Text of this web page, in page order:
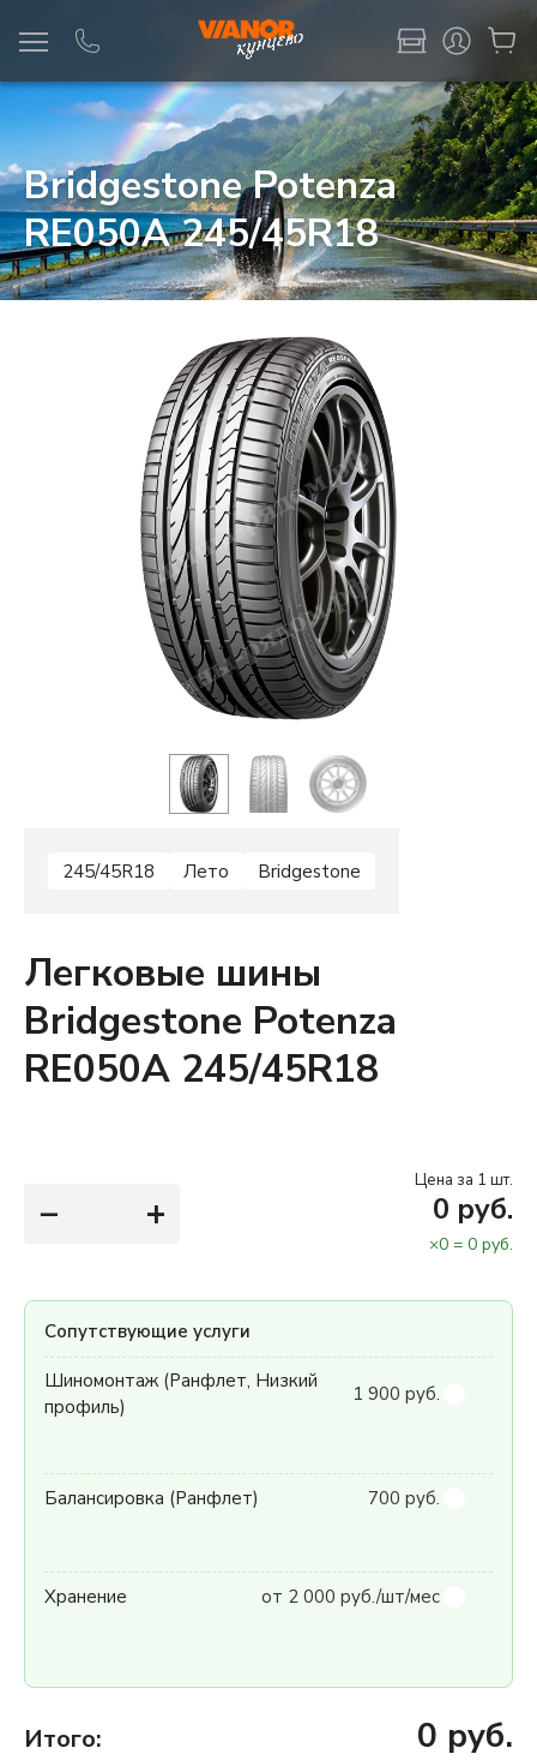
Bridgestone Potenza
RE050A 245/45R18
245/45R18 Лето Bridgestone
Легковые шины
Bridgestone Potenza
RE050A 245/45R18
− +
Цена за 1 шт.
0 руб.
×0 = 0 руб.
Сопутствующие услуги
Шиномонтаж (Ранфлет, Низкий
профиль)
1 900 руб.
Балансировка (Ранфлет) 700 руб.
Хранение от 2 000 руб./шт/мес
Итого: 0 руб.
Информация Фото товара